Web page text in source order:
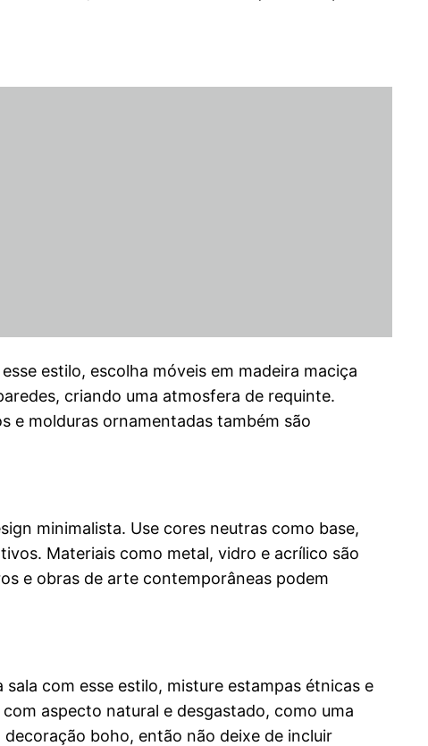
estilo, escolha móveis em madeira maciça
criando uma atmosfera de requinte.
e molduras ornamentadas também são
minimalista. Use cores neutras como base,
Materiais como metal, vidro e acrílico são
e obras de arte contemporâneas podem
com esse estilo, misture estampas étnicas e
aspecto natural e desgastado, como uma
boho, então não deixe de incluir